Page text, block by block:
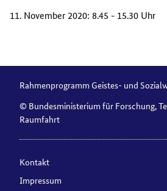
11. November 2020: 8.45 - 15.30 Uhr
Rahmenprogramm Geistes- und
© Bundesministerium für Forschung,
Raumfahrt
Kontakt
Impressum